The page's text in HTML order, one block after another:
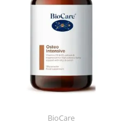
BioCare